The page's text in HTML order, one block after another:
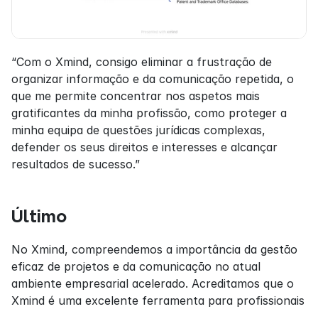
“Com o Xmind, consigo eliminar a frustração de
organizar informação e da comunicação repetida, o
que me permite concentrar nos aspetos mais
gratificantes da minha profissão, como proteger a
minha equipa de questões jurídicas complexas,
defender os seus direitos e interesses e alcançar
resultados de sucesso.”
Último
No Xmind, compreendemos a importância da gestão
eficaz de projetos e da comunicação no atual
ambiente empresarial acelerado. Acreditamos que o
Xmind é uma excelente ferramenta para profissionais